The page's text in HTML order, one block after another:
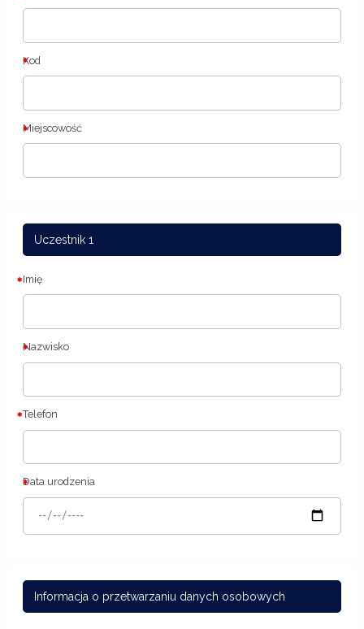
Kod
Miejscowość
Uczestnik 1
Imię
Nazwisko
Telefon
Data urodzenia
Informacja o przetwarzaniu danych osobowych